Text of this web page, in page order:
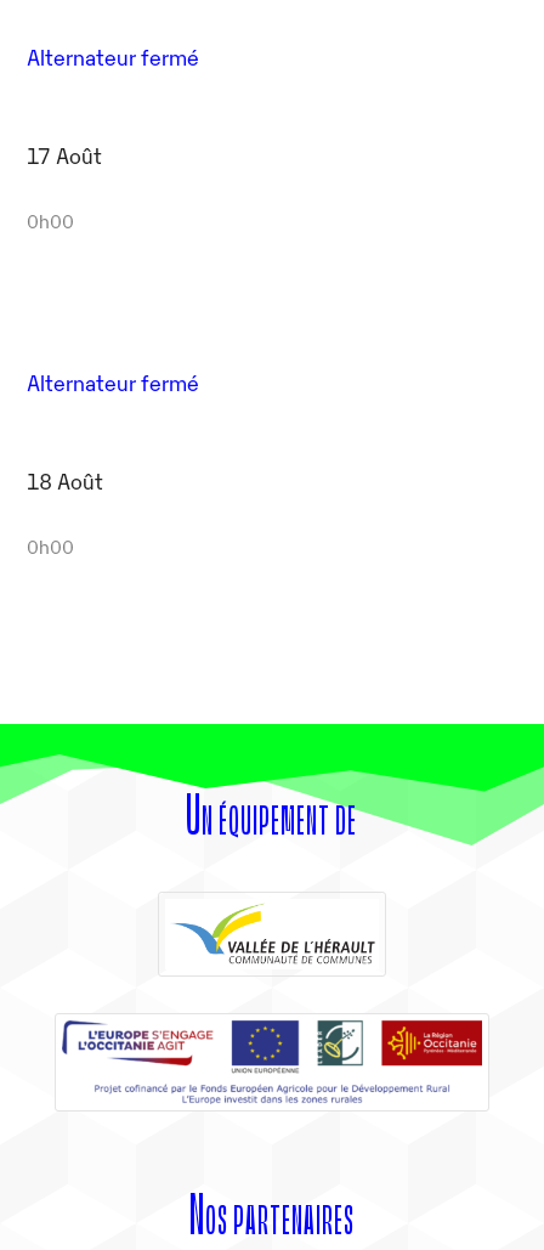
Alternateur fermé
17 Août
0h00
Alternateur fermé
18 Août
0h00
Un équipement de
Nos partenaires